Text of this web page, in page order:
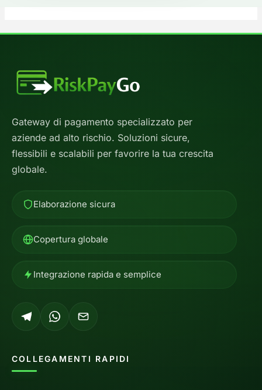
Gateway di pagamento specializzato per
aziende ad alto rischio. Soluzioni sicure,
flessibili e scalabili per favorire la tua crescita
globale.
Elaborazione sicura
Copertura globale
Integrazione rapida e semplice
COLLEGAMENTI RAPIDI